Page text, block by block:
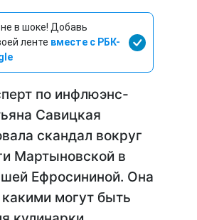
не в шоке! Добавь
ленте вместе с РБК-
по инфлюэнс-
Савицкая
скандал вокруг
Мартыновской в
Ефросининой. Она
могут быть